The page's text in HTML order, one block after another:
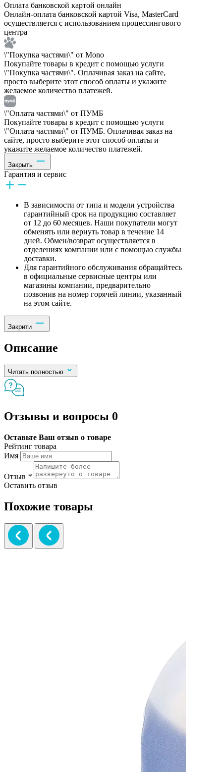
Оплата банковской картой онлайн
Онлайн-оплата банковской картой Visa, MasterCard
осуществляется с использованием процессингового
центра
\"Покупка частями\" от Mono
Покупайте товары в кредит с помощью услуги
\"Покупка частями\". Оплачивая заказ на сайте,
просто выберите этот способ оплаты и укажите
желаемое количество платежей.
\"Оплата частями\" от ПУМБ
Покупайте товары в кредит с помощью услуги
\"Оплата частями\" от ПУМБ. Оплачивая заказ на
сайте, просто выберите этот способ оплаты и
укажите желаемое количество платежей.
Закрыть
Гарантия и сервис
В зависимости от типа и модели устройства
гарантийный срок на продукцию составляет
от 12 до 60 месяцев. Наши покупатели могут
обменять или вернуть товар в течение 14
дней. Обмен/возврат осуществляется в
отделениях компании или с помощью службы
доставки.
Для гарантийного обслуживания обращайтесь
в официальные сервисные центры или
магазины компании, предварительно
позвонив на номер горячей линии, указанный
на этом сайте.
Закрити
Описание
Читать полностью
Отзывы и вопросы 0
Оставьте Ваш отзыв о товаре
Рейтинг товара
Имя
Отзыв *
Оставить отзыв
Похожие товары